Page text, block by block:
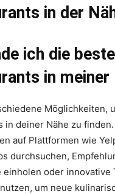
in der
ich die
in meiner
Möglichkeiten,
in deiner Nähe zu
auf Plattformen wie
durchsuchen,
einholen oder innovative
um neue